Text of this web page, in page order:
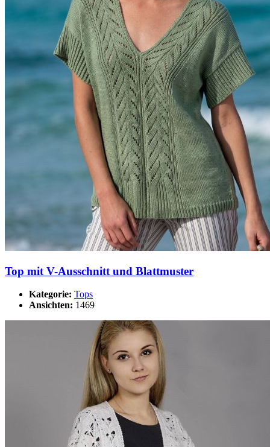
Top mit V-Ausschnitt und Blattmuster
Kategorie: Tops
Ansichten: 1469